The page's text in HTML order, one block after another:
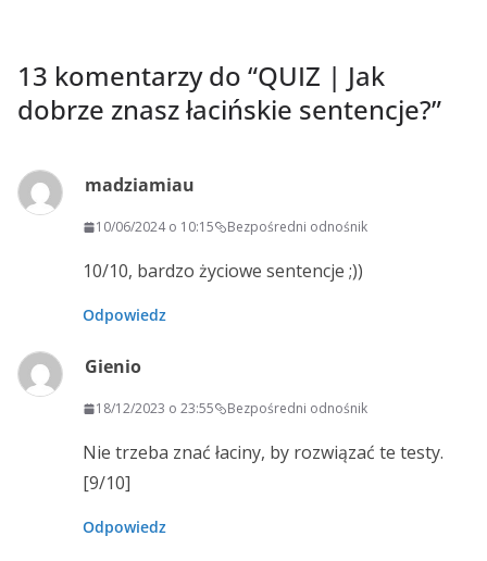
13 komentarzy do “QUIZ | Jak
dobrze znasz łacińskie sentencje?”
madziamiau
10/06/2024 o 10:15 Bezpośredni odnośnik
10/10, bardzo życiowe sentencje ;))
Odpowiedz
Gienio
18/12/2023 o 23:55 Bezpośredni odnośnik
Nie trzeba znać łaciny, by rozwiązać te testy.
[9/10]
Odpowiedz